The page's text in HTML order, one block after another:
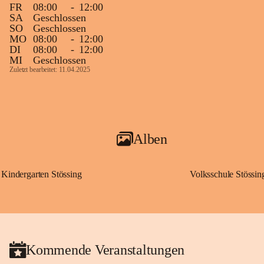
FR
08:00 - 12:00
SA
Geschlossen
SO
Geschlossen
MO 08:00 - 12:00
DI
08:00 - 12:00
MI
Geschlossen
Zuletzt bearbeitet: 11.04.2025
Alben
Kindergarten Stössing Volksschule
Kommende Veranstaltungen